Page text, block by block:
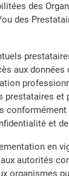
des
des
aux données
prestataires
conformément
et
en
autorités
organismes